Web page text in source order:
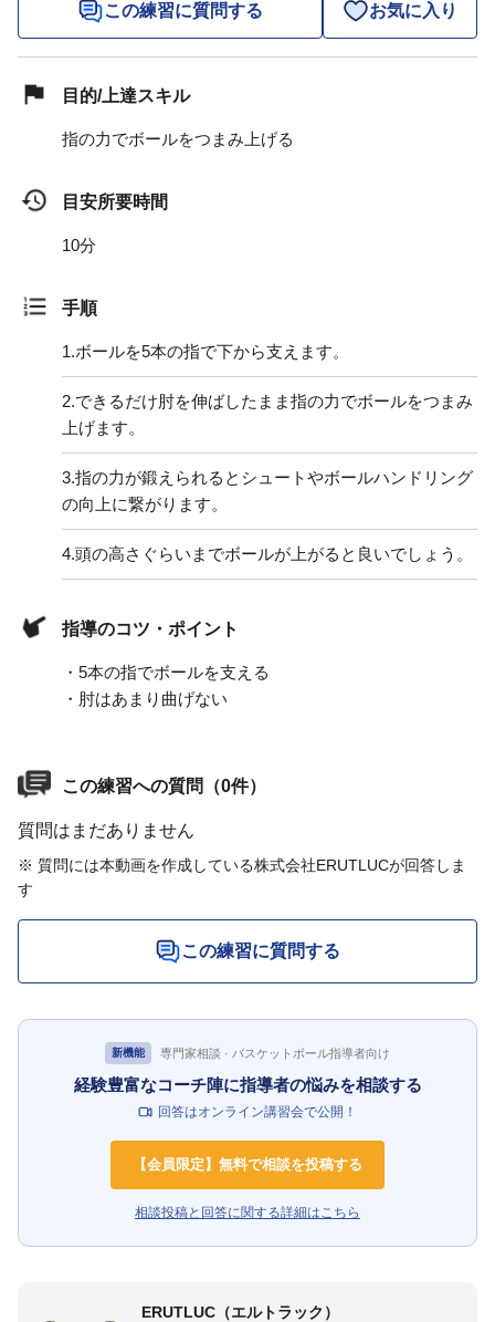
この練習に質問する お気に入り
目的/上達スキル
指の力でボールをつまみ上げる
目安所要時間
10分
手順
1.ボールを5本の指で下から支えます。
2.できるだけ肘を伸ばしたまま指の力でボールをつまみ
上げます。
3.指の力が鍛えられるとシュートやボールハンドリング
の向上に繋がります。
4.頭の高さぐらいまでボールが上がると良いでしょう。
指導のコツ・ポイント
・5本の指でボールを支える
・肘はあまり曲げない
この練習への質問（0件）
質問はまだありません
※ 質問には本動画を作成している株式会社ERUTLUCが回答しま
す
この練習に質問する
新機能 専門家相談 · バスケットボール指導者向け
経験豊富なコーチ陣に指導者の悩みを相談する
回答はオンライン講習会で公開！
【会員限定】無料で相談を投稿する
相談投稿と回答に関する詳細はこちら
ERUTLUC（エルトラック）